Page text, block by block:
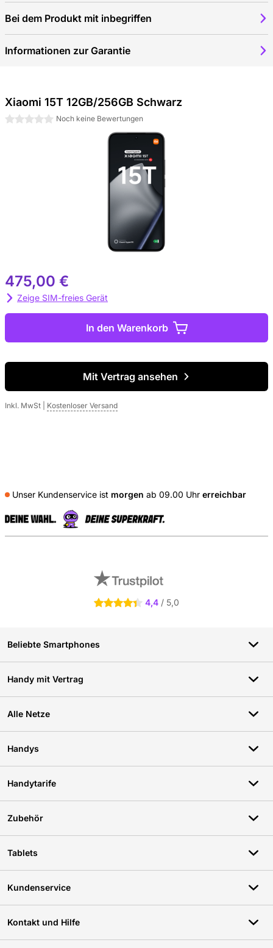
Bei dem Produkt mit inbegriffen
Informationen zur Garantie
Xiaomi 15T 12GB/256GB Schwarz
0 SterneNoch keine Bewertungen
475,00 €
Zeige SIM-freies Gerät
In den Warenkorb
Mit Vertrag ansehen
Inkl. MwSt Kostenloser Versand
Unser Kundenservice ist morgen ab 09.00 Uhr erreichbar
4.4 Sterne 4,4 / 5,0
Beliebte Smartphones
Handy mit Vertrag
Alle Netze
Handys
Handytarife
Zubehör
Tablets
Kundenservice
Kontakt und Hilfe